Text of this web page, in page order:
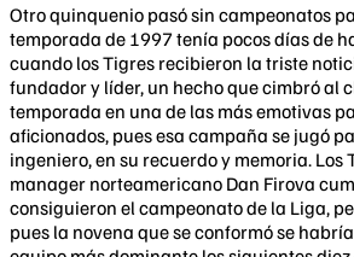
Otro quinquenio pasó sin campeonatos
temporada de 1997 tenía pocos días de
cuando los Tigres recibieron la triste
fundador y líder, un hecho que cimbró al
temporada en una de las más emotivas
aficionados, pues esa campaña se jugó
ingeniero, en su recuerdo y memoria. Los
manager norteamericano Dan Firova
consiguieron el campeonato de la Liga,
pues la novena que se conformó se